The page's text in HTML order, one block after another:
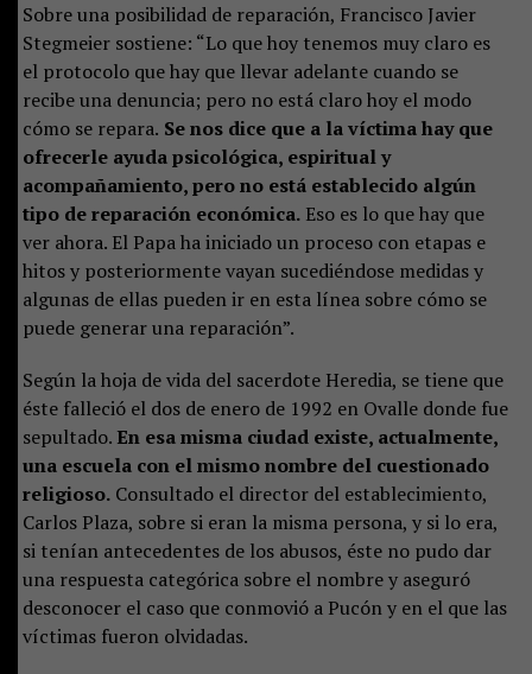
Sobre una posibilidad de reparación, Francisco Javier
Stegmeier sostiene: “Lo que hoy tenemos muy claro es
el protocolo que hay que llevar adelante cuando se
recibe una denuncia; pero no está claro hoy el modo
cómo se repara. Se nos dice que a la víctima hay que
ofrecerle ayuda psicológica, espiritual y
acompañamiento, pero no está establecido algún
tipo de reparación económica.Eso es lo que hay que
ver ahora. El Papa ha iniciado un proceso con etapas e
hitos y posteriormente vayan sucediéndose medidas y
algunas de ellas pueden ir en esta línea sobre cómo se
puede generar una reparación”.
Según la hoja de vida del sacerdote Heredia, se tiene que
éste falleció el dos de enero de 1992 en Ovalle donde fue
sepultado. En esa misma ciudad existe, actualmente,
una escuela con el mismo nombre del cuestionado
religioso.Consultado el director del establecimiento,
Carlos Plaza, sobre si eran la misma persona, y si lo era,
si tenían antecedentes de los abusos, éste no pudo dar
una respuesta categórica sobre el nombre y aseguró
desconocer el caso que conmovió a Pucón y en el que las
víctimas fueron olvidadas.